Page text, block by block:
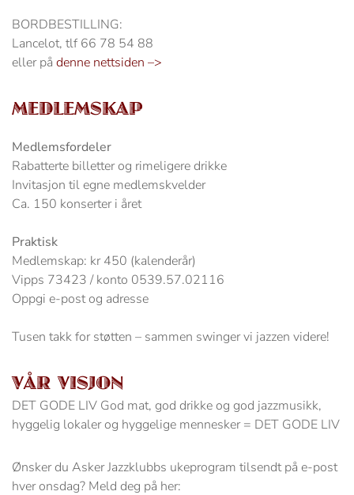
BORDBESTILLING:
Lancelot, tlf 66 78 54 88
eller på denne nettsiden –>
MEDLEMSKAP
Medlemsfordeler
Rabatterte billetter og rimeligere drikke
Invitasjon til egne medlemskvelder
Ca. 150 konserter i året
Praktisk
Medlemskap: kr 450 (kalenderår)
Vipps 73423 / konto 0539.57.02116
Oppgi e-post og adresse
Tusen takk for støtten – sammen swinger vi jazzen videre!
VÅR VISJON
DET GODE LIV God mat, god drikke og god jazzmusikk,
hyggelig lokaler og hyggelige mennesker = DET GODE LIV
Ønsker du Asker Jazzklubbs ukeprogram tilsendt på e-post
hver onsdag? Meld deg på her: